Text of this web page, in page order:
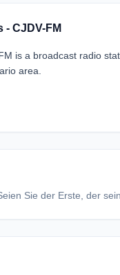
- CJDV-FM
is a broadcast radio
area.
Sie der Erste, der